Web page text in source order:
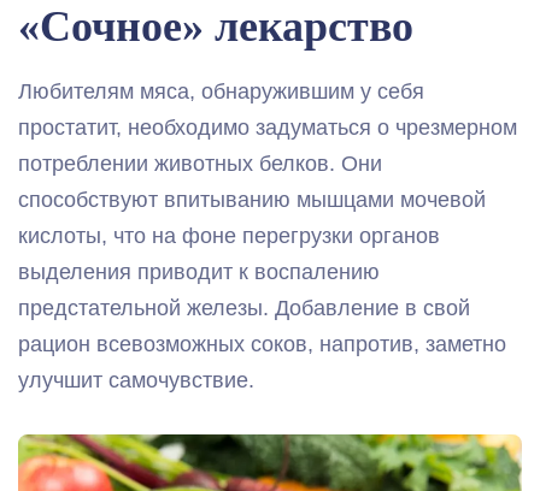
«Сочное» лекарство
Любителям мяса, обнаружившим у себя
простатит, необходимо задуматься о чрезмерном
потреблении животных белков. Они
способствуют впитыванию мышцами мочевой
кислоты, что на фоне перегрузки органов
выделения приводит к воспалению
предстательной железы. Добавление в свой
рацион всевозможных соков, напротив, заметно
улучшит самочувствие.